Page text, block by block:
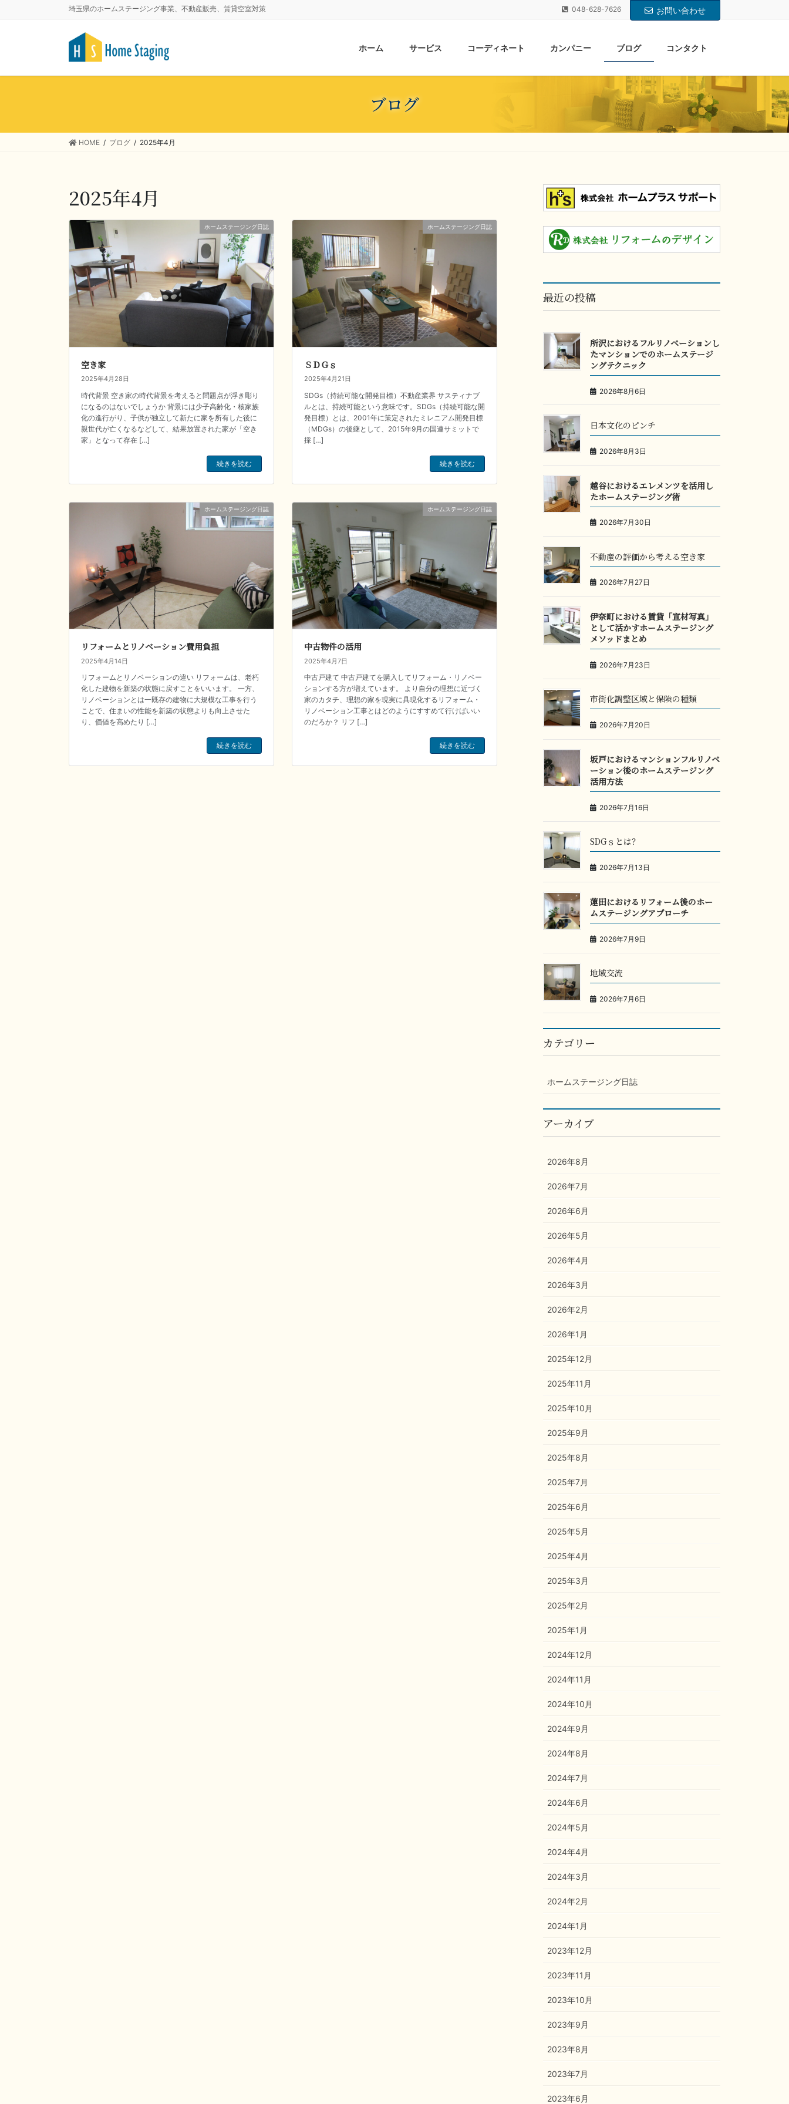
埼玉県のホームステージング事業、不動産販売、賃貸空室対策 048-628-7626 お問い合わせ
ホーム サービス コーディネート カンパニー ブログ コンタクト
ブログ
HOME ブログ 2025年4月
2025年4月
ホームステージング日誌
空き家
2025年4月28日
時代背景 空き家の時代背景を考えると問題点が浮き彫り
になるのはないでしょうか 背景には少子高齢化・核家族
化の進行がり、子供が独立して新たに家を所有した後に
親世代が亡くなるなどして、結果放置された家が「空き
家」となって存在 […]
続きを読む
ホームステージング日誌
ＳＤＧｓ
2025年4月21日
SDGs（持続可能な開発目標）不動産業界 サスティナブ
ルとは、持続可能という意味です。SDGs（持続可能な開
発目標）とは、2001年に策定されたミレニアム開発目標
（MDGs）の後継として、2015年9月の国連サミットで
採 […]
続きを読む
ホームステージング日誌
リフォームとリノベーション費用負担
2025年4月14日
リフォームとリノベーションの違い リフォームは、老朽
化した建物を新築の状態に戻すことをいいます。 一方、
リノベーションとは一既存の建物に大規模な工事を行う
ことで、住まいの性能を新築の状態よりも向上させた
り、価値を高めたり […]
続きを読む
ホームステージング日誌
中古物件の活用
2025年4月7日
中古戸建て 中古戸建てを購入してリフォーム・リノベー
ションする方が増えています。 より自分の理想に近づく
家のカタチ、理想の家を現実に具現化するリフォーム・
リノベーション工事とはどのようにすすめて行けばいい
のだろか？ リフ […]
続きを読む
最近の投稿
所沢におけるフルリノベーションし
たマンションでのホームステージ
ングテクニック
2026年8月6日
日本文化のピンチ
2026年8月3日
越谷におけるエレメンツを活用し
たホームステージング術
2026年7月30日
不動産の評価から考える空き家
2026年7月27日
伊奈町における賃貸「宣材写真」
として活かすホームステージング
メソッドまとめ
2026年7月23日
市街化調整区域と保険の種類
2026年7月20日
坂戸におけるマンションフルリノベ
ーション後のホームステージング
活用方法
2026年7月16日
SDGｓとは？
2026年7月13日
蓮田におけるリフォーム後のホー
ムステージングアプローチ
2026年7月9日
地域交流
2026年7月6日
カテゴリー
ホームステージング日誌
アーカイブ
2026年8月
2026年7月
2026年6月
2026年5月
2026年4月
2026年3月
2026年2月
2026年1月
2025年12月
2025年11月
2025年10月
2025年9月
2025年8月
2025年7月
2025年6月
2025年5月
2025年4月
2025年3月
2025年2月
2025年1月
2024年12月
2024年11月
2024年10月
2024年9月
2024年8月
2024年7月
2024年6月
2024年5月
2024年4月
2024年3月
2024年2月
2024年1月
2023年12月
2023年11月
2023年10月
2023年9月
2023年8月
2023年7月
2023年6月